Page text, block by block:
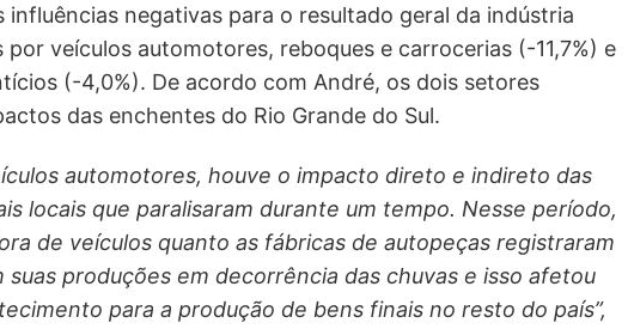
influências negativas para o resultado geral da indústria
veículos automotores, reboques e carrocerias (-11,7%) e
(-4,0%). De acordo com André, os dois setores
das enchentes do Rio Grande do Sul.
automotores, houve o impacto direto e indireto das
locais que paralisaram durante um tempo. Nesse período,
de veículos quanto as fábricas de autopeças registraram
suas produções em decorrência das chuvas e isso afetou
para a produção de bens finais no resto do país”,